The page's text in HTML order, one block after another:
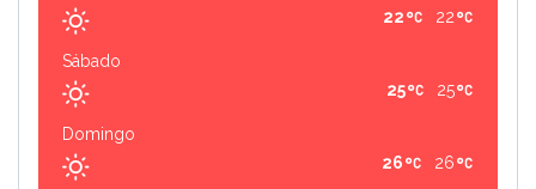
22
22
Sábado
25
25
Domingo
26
26